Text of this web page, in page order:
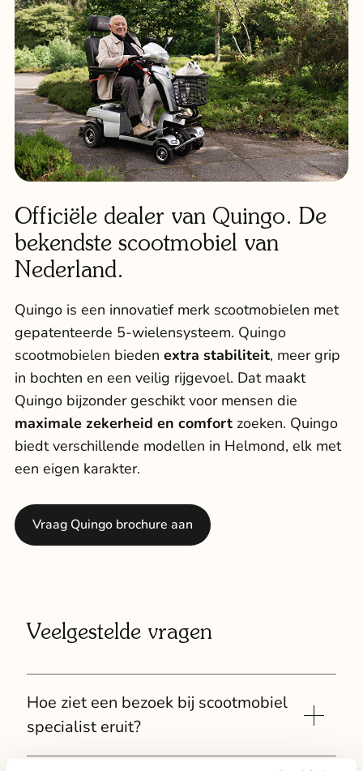
Officiële dealer van Quingo. De
bekendste scootmobiel van
Nederland.
Quingo is een innovatief merk scootmobielen met
gepatenteerde 5-wielensysteem. Quingo
scootmobielen bieden extra stabiliteit, meer grip
in bochten en een veilig rijgevoel. Dat maakt
Quingo bijzonder geschikt voor mensen die
maximale zekerheid en comfort zoeken. Quingo
biedt verschillende modellen in Helmond, elk met
een eigen karakter.
Vraag Quingo brochure aan
Veelgestelde vragen
Hoe ziet een bezoek bij scootmobiel
specialist eruit?
Uw bezoek begint met een persoonlijk gesprek